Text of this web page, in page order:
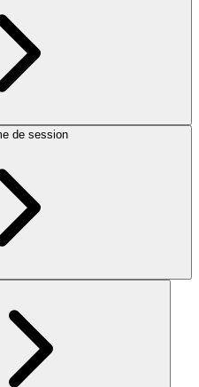
de session